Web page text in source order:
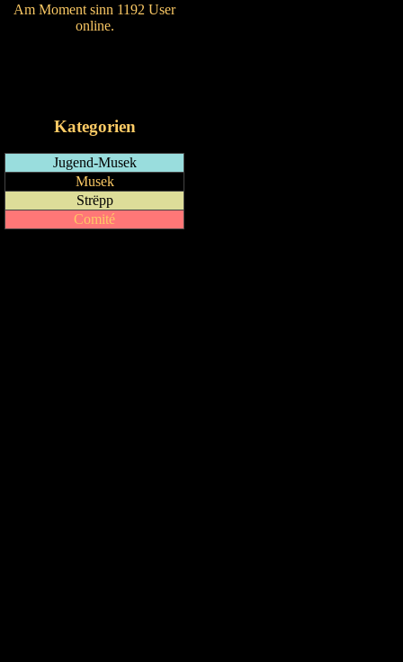
Am Moment sinn 1192 User
online.
Kategorien
Jugend-Musek
Musek
Strëpp
Comité